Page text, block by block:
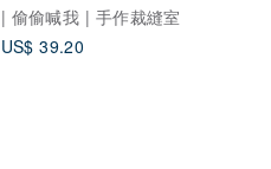
| 偷偷喊我 | 手作裁縫室
US$ 39.20